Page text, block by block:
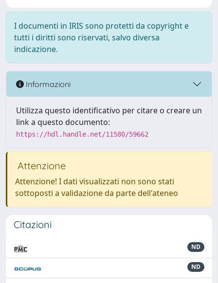
I documenti in IRIS sono protetti da copyright e
tutti i diritti sono riservati, salvo diversa
indicazione.
Informazioni
Utilizza questo identificativo per citare o creare un
link a questo documento:
https://hdl.handle.net/11580/59662
Attenzione
Attenzione! I dati visualizzati non sono stati
sottoposti a validazione da parte dell'ateneo
Citazioni
ND
ND